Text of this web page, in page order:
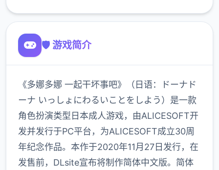
🛡️ 游戏简介
《多娜多娜 一起干坏事吧》（日语：ドーナド
ーナ いっしょにわるいことをしよう）是一款
角色扮演类型日本成人游戏，由ALICESOFT开
发并发行于PC平台，为ALICESOFT成立30周
年纪念作品。本作于2020年11月27日发行，在
发售前，DLsite宣布将制作简体中文版。简体